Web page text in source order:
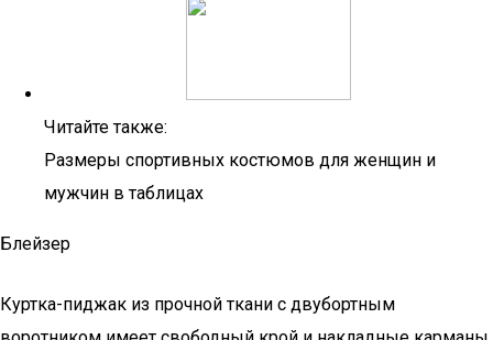
Читайте также:
Размеры спортивных костюмов для женщин и
мужчин в таблицах
Блейзер
Куртка-пиджак из прочной ткани с двубортным